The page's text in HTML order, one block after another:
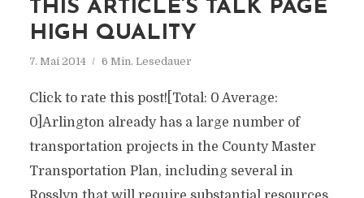
THIS ARTICLE’S TALK PAGE
HIGH QUALITY
7. Mai 2014 6 Min. Lesedauer
Click to rate this post![Total: 0 Average:
0]Arlington already has a large number of
transportation projects in the County Master
Transportation Plan, including several in